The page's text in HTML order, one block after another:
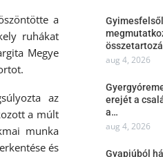
a
ruhákat
Megye
az
a múlt
munka
és
aug 4, 2026
erejét a
a…
aug 4, 2026
Gyapjúból